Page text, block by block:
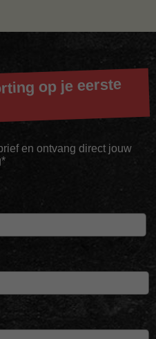
op je eerste
en ontvang direct jouw